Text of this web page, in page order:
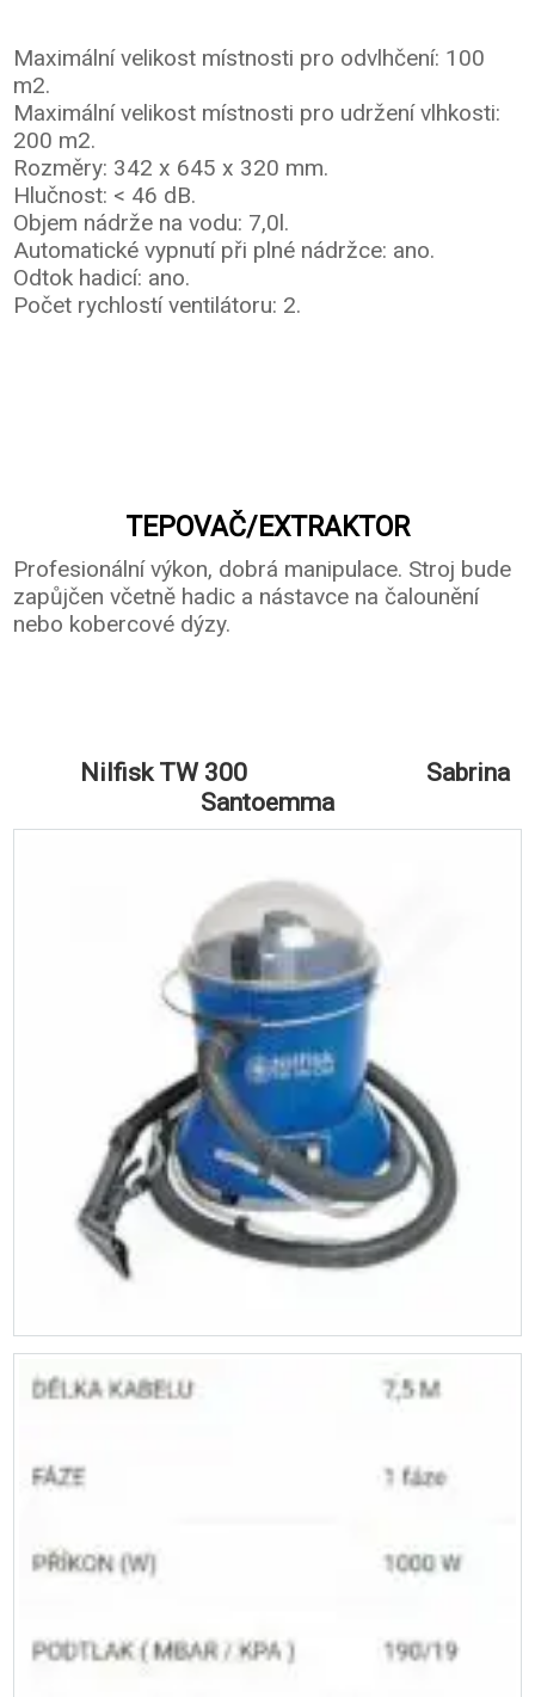
Maximální velikost místnosti pro odvlhčení: 100
m2.
Maximální velikost místnosti pro udržení vlhkosti:
200 m2.
Rozměry: 342 x 645 x 320 mm.
Hlučnost: < 46 dB.
Objem nádrže na vodu: 7,0l.
Automatické vypnutí při plné nádržce: ano.
Odtok hadicí: ano.
Počet rychlostí ventilátoru: 2.
TEPOVAČ/EXTRAKTOR
Profesionální výkon, dobrá manipulace. Stroj bude
zapůjčen včetně hadic a nástavce na čalounění
nebo kobercové dýzy.
Nilfisk TW 300 Sabrina
Santoemma